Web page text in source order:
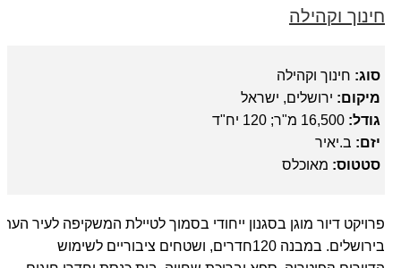
חינוך וקהילה
סוג: חינוך וקהילה
מיקום: ירושלים, ישראל
גודל:
יזם: ב.יאיר
סטטוס: מאוכלס
פרויקט דיור מוגן בסגנון ייחודי בסמוך לטיילת המשקיפה לעיר
בירושלים. במבנה 120חדרים, ושטחים ציבוריים לשימוש